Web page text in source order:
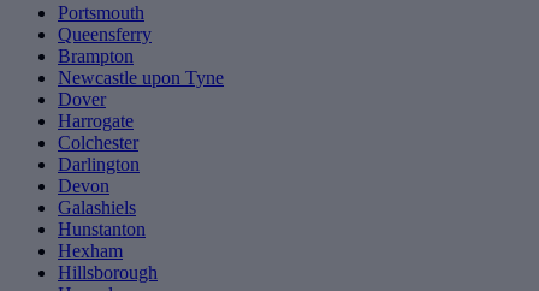
Portsmouth
Queensferry
Brampton
Newcastle upon Tyne
Dover
Harrogate
Colchester
Darlington
Devon
Galashiels
Hunstanton
Hexham
Hillsborough